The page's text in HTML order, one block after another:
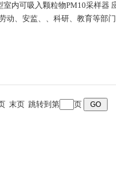
室内可吸入颗粒物PM10采样器
动、安监、、科研、教育等部
末页 跳转到第 页